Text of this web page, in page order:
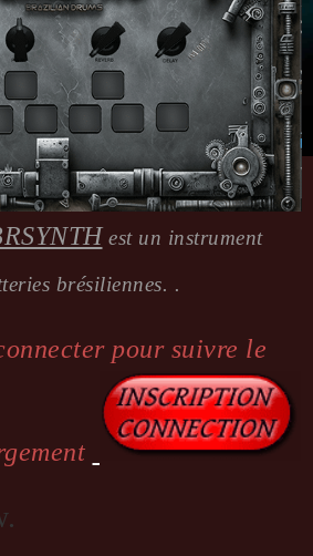
est un instrument
brésiliennes. .
pour suivre le